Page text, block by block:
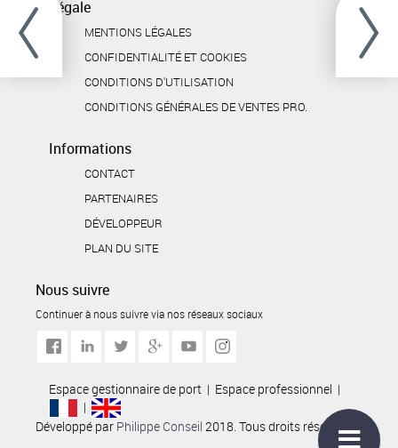
Légale
MENTIONS LÉGALES
CONFIDENTIALITÉ ET COOKIES
CONDITIONS D'UTILISATION
CONDITIONS GÉNÉRALES DE VENTES PRO.
Informations
CONTACT
PARTENAIRES
DÉVELOPPEUR
PLAN DU SITE
Nous suivre
Continuer à nous suivre via nos réseaux sociaux
Espace gestionnaire de port | Espace professionnel |
|
Développé par Philippe Conseil 2018. Tous droits réservés.